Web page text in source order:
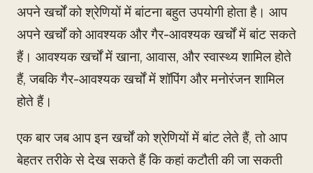
अपने खर्चों को श्रेणियों में बांटना बहुत उपयोगी होता है। आप
अपने खर्चों को आवश्यक और गैर-आवश्यक खर्चों में बांट सकते
हैं। आवश्यक खर्चों में खाना, आवास, और स्वास्थ्य शामिल होते
हैं, जबकि गैर-आवश्यक खर्चों में शॉपिंग और मनोरंजन शामिल
होते हैं।
एक बार जब आप इन खर्चों को श्रेणियों में बांट लेते हैं, तो आप
बेहतर तरीके से देख सकते हैं कि कहां कटौती की जा सकती